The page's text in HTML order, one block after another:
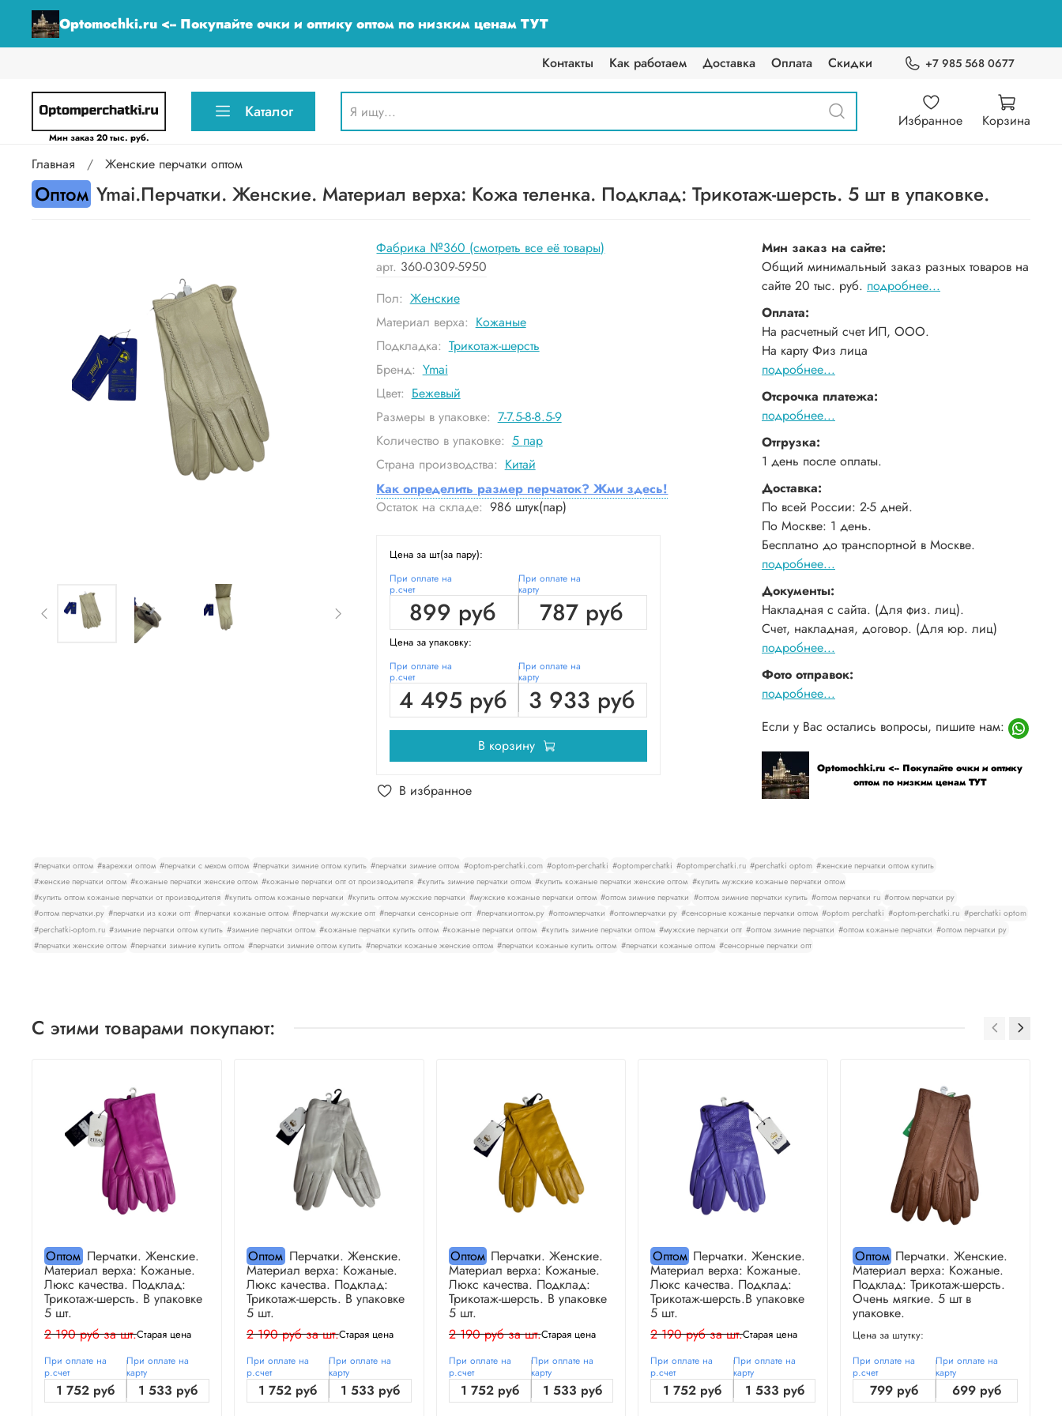
Optomochki.ru <-- Покупайте очки и оптику оптом по низким ценам ТУТ
Контакты Как работаем Доставка Оплата Скидки +7 985 568 0677
Мин заказ 20 тыс. руб.
Каталог Избранное Корзина
Главная Женские перчатки оптом
Оптом Ymai.Перчатки. Женские. Материал верха: Кожа теленка. Подклад: Трикотаж-шерсть. 5 шт в упаковке.
Фабрика №360 (смотреть все её товары)
арт. 360-0309-5950
Пол: Женские
Материал верха: Кожаные
Подкладка: Трикотаж-шерсть
Бренд: Ymai
Цвет: Бежевый
Размеры в упаковке: 7-7.5-8-8.5-9
Количество в упаковке: 5 пар
Страна производства: Китай
Как определить размер перчаток? Жми здесь!
Остаток на складе: 986 штук(пар)
Цена за шт(за пару):
При оплате на
р.счет
899 руб
При оплате на
карту
787 руб
Цена за упаковку:
При оплате на
р.счет
4 495 руб
При оплате на
карту
3 933 руб
В корзину
В избранное
Мин заказ на сайте:
Общий минимальный заказ разных товаров на
сайте 20 тыс. руб. подробнее...
Оплата:
На расчетный счет ИП, ООО.
На карту Физ лица
подробнее...
Отсрочка платежа:
подробнее...
Отгрузка:
1 день после оплаты.
Доставка:
По всей России: 2-5 дней.
По Москве: 1 день.
Бесплатно до транспортной в Москве.
подробнее...
Документы:
Накладная с сайта. (Для физ. лиц).
Счет, накладная, договор. (Для юр. лиц)
подробнее...
Фото отправок:
подробнее...
Если у Вас остались вопросы, пишите нам:
Optomochki.ru <-- Покупайте очки и оптику
оптом по низким ценам ТУТ
#перчатки оптом #варежки оптом #перчатки с мехом оптом #перчатки зимние оптом купить #перчатки зимние оптом #optom-perchatki.com #optom-perchatki #optomperchatki #optomperchatki.ru #perchatki optom #женские перчатки оптом купить
#женские перчатки оптом #кожаные перчатки женские оптом #кожаные перчатки опт от производителя #купить зимние перчатки оптом #купить кожаные перчатки женские оптом #купить мужские кожаные перчатки оптом
#купить оптом кожаные перчатки от производителя #купить оптом кожаные перчатки #купить оптом мужские перчатки #мужские кожаные перчатки оптом #оптом зимние перчатки #оптом зимние перчатки купить #оптом перчатки ru #оптом перчатки ру
#оптом перчатки.ру #перчатки из кожи опт #перчатки кожаные оптом #перчатки мужские опт #перчатки сенсорные опт #перчаткиоптом.ру #оптомперчатки #оптомперчатки ру #сенсорные кожаные перчатки оптом #optom perchatki #optom-perchatki.ru #perchatki optom
#perchatki-optom.ru #зимние перчатки оптом купить #зимние перчатки оптом #кожаные перчатки купить оптом #кожаные перчатки оптом #купить зимние перчатки оптом #мужские перчатки опт #оптом зимние перчатки #оптом кожаные перчатки #оптом перчатки ру
#перчатки женские оптом #перчатки зимние купить оптом #перчатки зимние оптом купить #перчатки кожаные женские оптом #перчатки кожаные купить оптом #перчатки кожаные оптом #сенсорные перчатки опт
С этими товарами покупают:
ОптомПерчатки. Женские.
Материал верха: Кожаные.
Люкс качества. Подклад:
Трикотаж-шерсть. В упаковке
5 шт.
2 190 руб за шт.Старая цена
При оплате на
р.счет
1 752 руб
При оплате на
карту
1 533 руб
ОптомПерчатки. Женские.
Материал верха: Кожаные.
Люкс качества. Подклад:
Трикотаж-шерсть. В упаковке
5 шт.
2 190 руб за шт.Старая цена
При оплате на
р.счет
1 752 руб
При оплате на
карту
1 533 руб
Оптом Перчатки. Женские.
Материал верха: Кожаные.
Люкс качества. Подклад:
Трикотаж-шерсть. В упаковке
5 шт.
2 190 руб за шт.Старая цена
При оплате на
р.счет
1 752 руб
При оплате на
карту
1 533 руб
Оптом Перчатки. Женские.
Материал верха: Кожаные.
Люкс качества. Подклад:
Трикотаж-шерсть.В упаковке
5 шт.
2 190 руб за шт.Старая цена
При оплате на
р.счет
1 752 руб
При оплате на
карту
1 533 руб
ОптомПерчатки. Женские.
Материал верха: Кожаные.
Подклад: Трикотаж-шерсть.
Очень мягкие. 5 шт в
упаковке.
Цена за штутку:
При оплате на
р.счет
799 руб
При оплате на
карту
699 руб